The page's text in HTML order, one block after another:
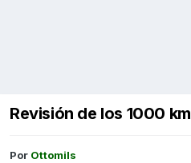
Revisión de los 1000 km
Por Ottomils